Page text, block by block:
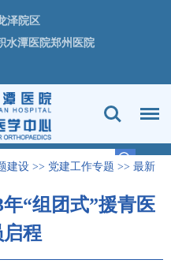
泽院区
水潭医院郑州医院
建设 >> 党建工作专题 >> 最新
“组团式”援青医
程